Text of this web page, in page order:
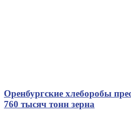
Оренбургские хлеборобы
760 тысяч тонн зерна